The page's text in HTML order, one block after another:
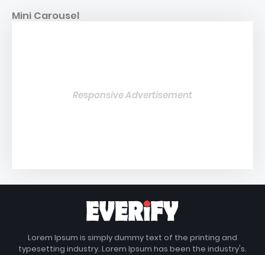
Mini Carousel
Responsive Advertisement
Lorem Ipsum is simply dummy text of the printing and
typesetting industry. Lorem Ipsum has been the industry's.